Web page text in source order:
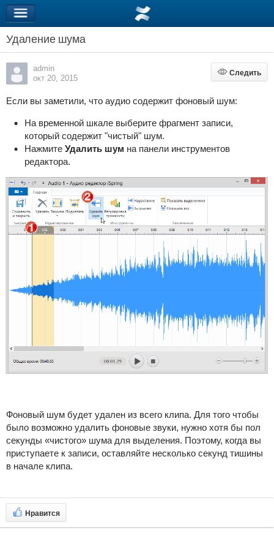
Удаление шума
admin
окт 20, 2015
Следить
Следить
Если вы заметили, что аудио содержит фоновый шум:
На временной шкале выберите фрагмент записи,
который содержит "чистый" шум.
Нажмите Удалить шум на панели инструментов
редактора.
Фоновый шум будет удален из всего клипа. Для того чтобы
было возможно удалить фоновые звуки, нужно хотя бы пол
секунды «чистого» шума для выделения. Поэтому, когда вы
приступаете к записи, оставляйте несколько секунд тишины
в начале клипа.
Нравится